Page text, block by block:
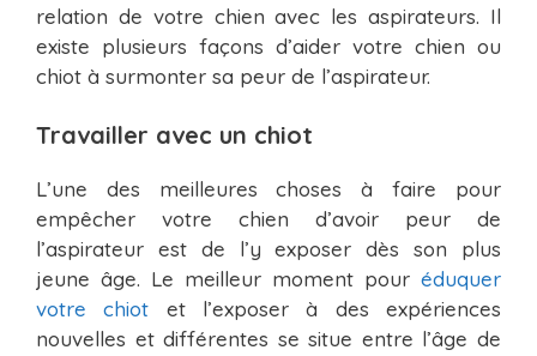
relation de votre chien avec les aspirateurs. Il
existe plusieurs façons d’aider votre chien ou
chiot à surmonter sa peur de l’aspirateur.
Travailler avec un chiot
L’une des meilleures choses à faire pour
empêcher votre chien d’avoir peur de
l’aspirateur est de l’y exposer dès son plus
jeune âge. Le meilleur moment pour éduquer
votre chiot et l’exposer à des expériences
nouvelles et différentes se situe entre l’âge de